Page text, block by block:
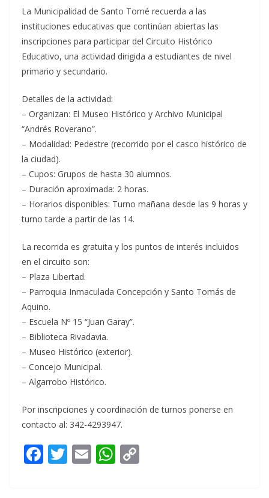
La Municipalidad de Santo Tomé recuerda a las
instituciones educativas que continúan abiertas las
inscripciones para participar del Circuito Histórico
Educativo, una actividad dirigida a estudiantes de nivel
primario y secundario.
Detalles de la actividad:
– Organizan: El Museo Histórico y Archivo Municipal
“Andrés Roverano”.
– Modalidad: Pedestre (recorrido por el casco histórico de
la ciudad).
– Cupos: Grupos de hasta 30 alumnos.
– Duración aproximada: 2 horas.
– Horarios disponibles: Turno mañana desde las 9 horas y
turno tarde a partir de las 14.
La recorrida es gratuita y los puntos de interés incluidos
en el circuito son:
– Plaza Libertad.
– Parroquia Inmaculada Concepción y Santo Tomás de
Aquino.
– Escuela Nº 15 “Juan Garay”.
– Biblioteca Rivadavia.
– Museo Histórico (exterior).
– Concejo Municipal.
– Algarrobo Histórico.
Por inscripciones y coordinación de turnos ponerse en
contacto al: 342-4293947.
F T E W